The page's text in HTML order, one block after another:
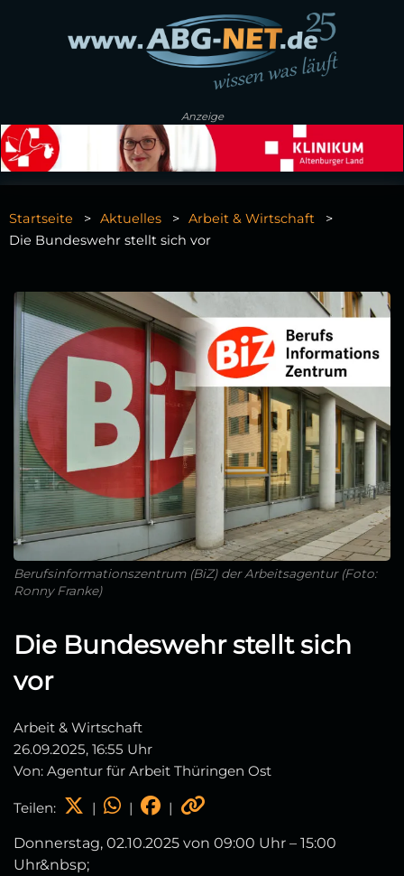
Anzeige
Startseite Aktuelles
Arbeit & Wirtschaft
Die Bundeswehr stellt sich vor
Berufsinformationszentrum (BiZ) der Arbeitsagentur (Foto:
Ronny Franke)
Die Bundeswehr stellt sich
vor
Arbeit & Wirtschaft
26.09.2025, 16:55 Uhr
Von: Agentur für Arbeit Thüringen Ost
Teilen: | | |
Donnerstag, 02.10.2025 von 09:00 Uhr – 15:00
Uhr&nbsp;